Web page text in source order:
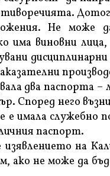
Не може
има виновни
два паспорта –
Според него
е имала служебно
паспорт.
на
ако не може да